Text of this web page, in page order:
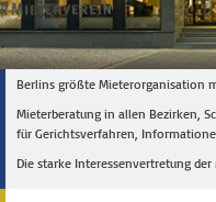
Berlins größte Mieterorganisation
Mieterberatung in allen Bezirken,
für Gerichtsverfahren,
Die starke Interessenvertretung der